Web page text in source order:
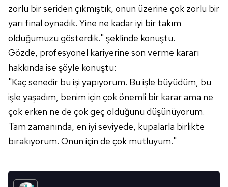
Sizlere daha iyi bir hizmet sunabilmek için İnternet
Sitemizde kendimize ve üçüncü kişilere ait çerezler
kullanılmaktadır. Bu çerezler vasıtasıyla çeşitli kişisel
verileriniz işlenmekte olup gerekli olan çerezler bilgi
toplumu hizmetlerinin sunulması amacıyla
kullanılmaktadır. Diğer çerezler, sitemizin daha işlevsel
kılınması ve kişiselleştirilmesi ve sizlere yönelik
reklam/pazarlama faaliyetlerinin yapılması, amaçlarıyla
sınırlı olarak açık rızanız dahilinde kullanılacaktır.
Çerezlere ilişkin tercihlerinizi aşağıda yer alan panel
vasıtasıyla belirleyebilirsiniz. Çerezlere ilişkin detaylı bilgi
Metnimiziziyaret edebilirsiniz.
zorlu bir seriden çıkmıştık, onun üzerine çok zorlu bir
yarı final oynadık. Yine ne kadar iyi bir takım
olduğumuzu gösterdik." şeklinde konuştu.
Gözde, profesyonel kariyerine son verme kararı
hakkında ise şöyle konuştu:
"Kaç senedir bu işi yapıyorum. Bu işle büyüdüm, bu
işle yaşadım, benim için çok önemli bir karar ama ne
çok erken ne de çok geç olduğunu düşünüyorum.
Tam zamanında, en iyi seviyede, kupalarla birlikte
bırakıyorum. Onun için de çok mutluyum."